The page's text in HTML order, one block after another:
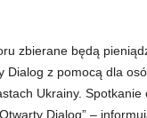
zbierane będą
Dialog z pomocą dla
Ukrainy.
Dialog” –